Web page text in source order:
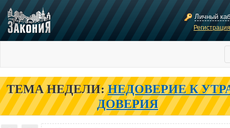
Личный
ТЕМА НЕДЕЛИ: НЕДОВЕРИЕ К
ДОВЕРИЯ